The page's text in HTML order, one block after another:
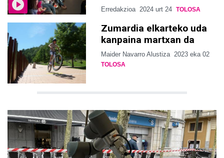
Erredakzioa 2024 urt 24 TOLOSA
Zumardia elkarteko uda
kanpaina martxan da
Maider Navarro Alustiza 2023 eka 02
TOLOSA